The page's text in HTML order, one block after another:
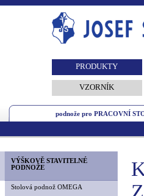
PRODUKTY
VZORNÍK
podnože pro PRACOVNÍ
VÝŠKOVĚ STAVITELNÉ
PODNOŽE
Stolová podnož OMEGA